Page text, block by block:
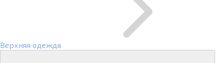
Верхняя одежда